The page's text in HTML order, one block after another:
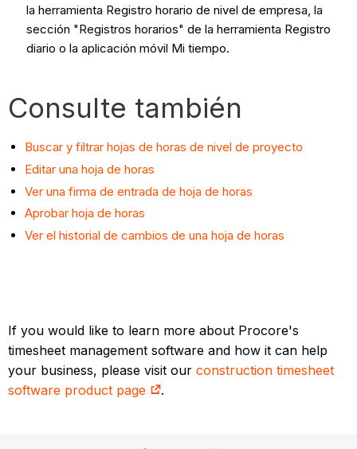
la herramienta Registro horario de nivel de empresa, la
sección "Registros horarios" de la herramienta Registro
diario o la aplicación móvil Mi tiempo.
Consulte también
Buscar y filtrar hojas de horas de nivel de proyecto
Editar una hoja de horas
Ver una firma de entrada de hoja de horas
Aprobar hoja de horas
Ver el historial de cambios de una hoja de horas
If you would like to learn more about Procore's
timesheet management software and how it can help
your business, please visit ourconstruction timesheet
software product page
.